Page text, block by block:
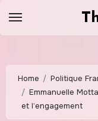
Home
Politique
Emmanuelle
et l’engagement